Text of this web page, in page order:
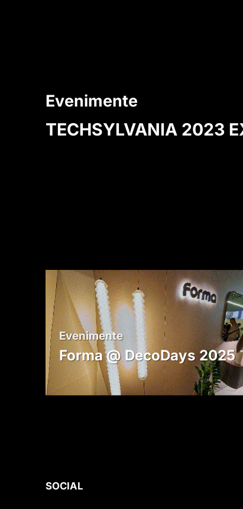
Evenimente
TECHSYLVANIA 2023
Evenimente
Forma @ DecoDays 2025
SOCIAL